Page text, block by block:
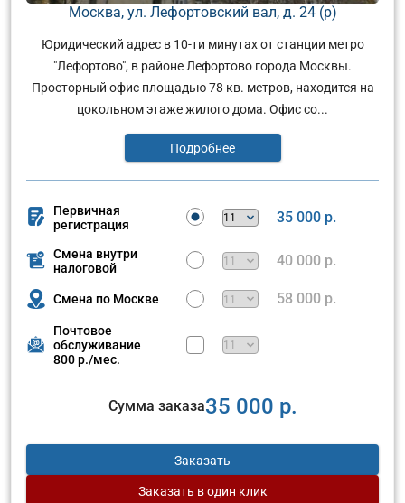
Москва, ул. Лефортовский вал, д. 24 (р)
Юридический адрес в 10-ти минутах от станции метро
"Лефортово", в районе Лефортово города Москвы.
Просторный офис площадью 78 кв. метров, находится на
цокольном этаже жилого дома. Офис со...
Подробнее
Первичная
регистрация
35 000 р.
Смена внутри
налоговой
40 000 р.
Смена по Москве 58 000 р.
Почтовое
обслуживание
800 р./мес.
Сумма заказа35 000 р.
Заказать
Заказать в один клик